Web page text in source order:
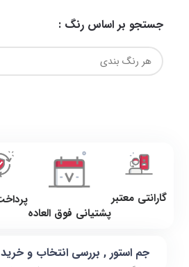
جستجو بر اساس رنگ :
گارانتی معتبر
پشتیانی فوق العاده
جم استور , بررسی انتخاب و خرید